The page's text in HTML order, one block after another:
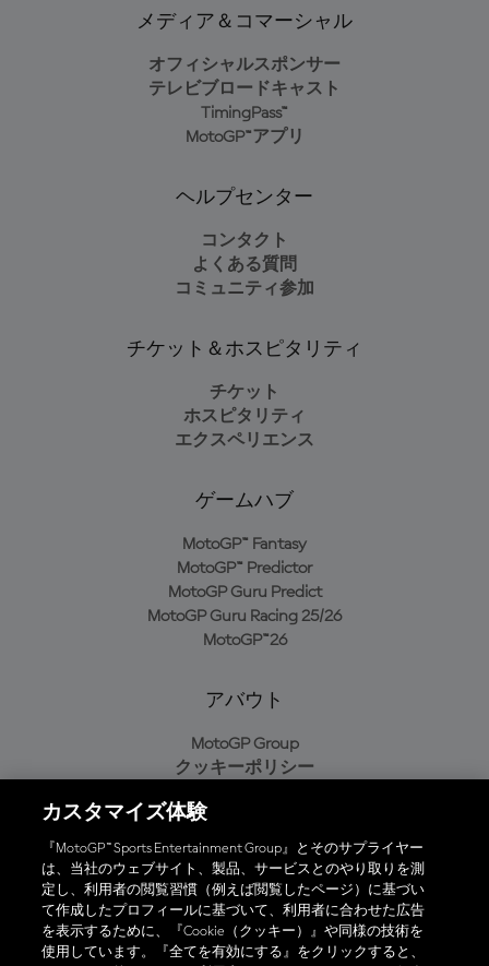
メディア＆コマーシャル
オフィシャルスポンサー
テレビブロードキャスト
TimingPass™
MotoGP™アプリ
ヘルプセンター
コンタクト
よくある質問
コミュニティ参加
チケット＆ホスピタリティ
チケット
ホスピタリティ
エクスペリエンス
ゲームハブ
MotoGP™ Fantasy
MotoGP™ Predictor
MotoGP Guru Predict
MotoGP Guru Racing 25/26
MotoGP™26
アバウト
MotoGP Group
クッキーポリシー
プライバシーポリシー
購入ポリシー
オフィシャルアプリ
カスタマイズ体験
『MotoGP™ Sports Entertainment Group』とそのサプライヤー
は、当社のウェブサイト、製品、サービスとのやり取りを測
定し、利用者の閲覧習慣（例えば閲覧したページ）に基づい
て作成したプロフィールに基づいて、利用者に合わせた広告
を表示するために、『Cookie（クッキー）』や同様の技術を
使用しています。『全てを有効にする』をクリックすると、